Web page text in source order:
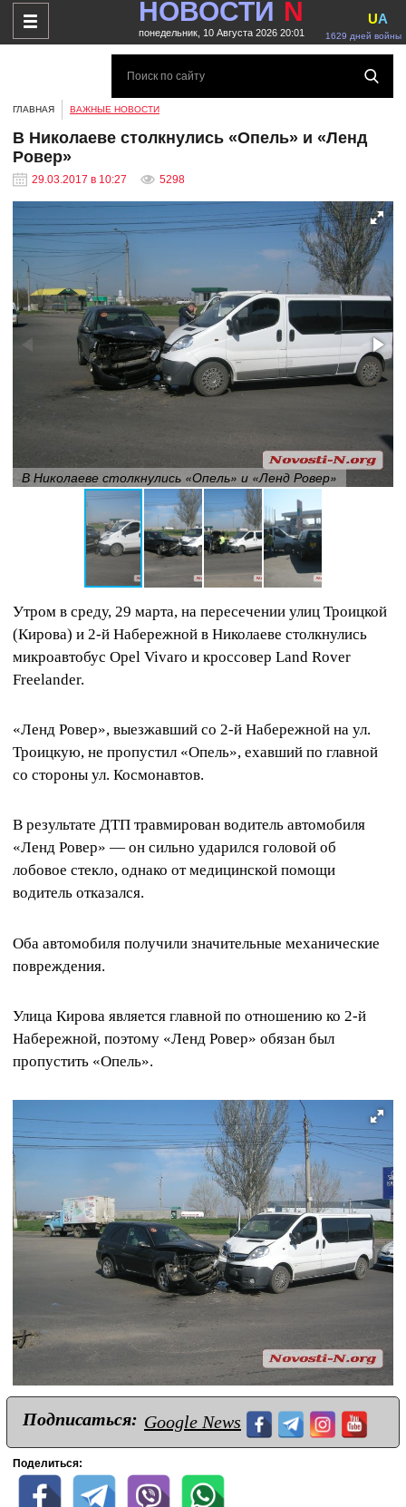
НОВОСТИ N
понедельник, 10 Августа 2026 20:01 1629 дней войны
UA
ГЛАВНАЯ ВАЖНЫЕ НОВОСТИ
В Николаеве столкнулись «Опель» и «Ленд
Ровер»
29.03.2017 в 10:27 5298
В Николаеве столкнулись «Опель» и «Ленд Ровер»
Утром в среду, 29 марта, на пересечении улиц Троицкой
(Кирова) и 2-й Набережной в Николаеве столкнулись
микроавтобус Opel Vivaro и кроссовер Land Rover
Freelander.
«Ленд Ровер», выезжавший со 2-й Набережной на ул.
Троицкую, не пропустил «Опель», ехавший по главной
со стороны ул. Космонавтов.
В результате ДТП травмирован водитель автомобиля
«Ленд Ровер» — он сильно ударился головой об
лобовое стекло, однако от медицинской помощи
водитель отказался.
Оба автомобиля получили значительные механические
повреждения.
Улица Кирова является главной по отношению ко 2-й
Набережной, поэтому «Ленд Ровер» обязан был
пропустить «Опель».
Подписаться: Google News
Поделиться: